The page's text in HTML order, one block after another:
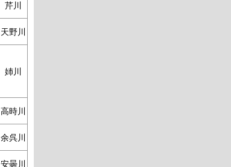
芹川
天野川
姉川
高時川
余呉川
安曇川